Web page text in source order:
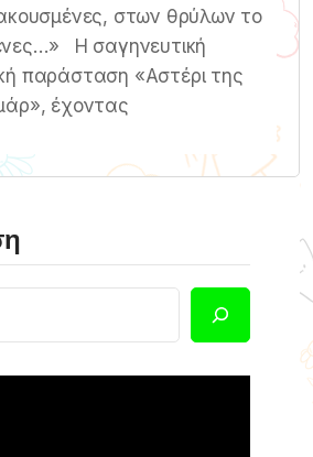
στων θρύλων το
Η σαγηνευτική
παράσταση «Αστέρι της
έχοντας